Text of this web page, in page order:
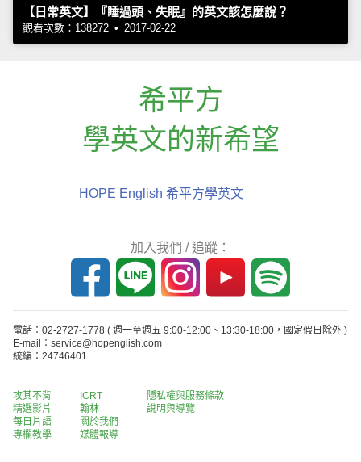
【日常英文】『睡過頭、失眠』的英文該怎麼說？
觀看次數：138272 • 2017-02-22
希平方
學英文的新希望
HOPE English 希平方學英文
加入我們 / 追蹤：
電話：02-2727-1778 ( 週一至週五 9:00-12:00、13:30-18:00，國定假日除外 )
E-mail：service@hopenglish.com
統編：24746401
攻其不背
精選影片
每日片語
專欄教學
ICRT
翰林
關於我們
媒體報導
隱私權與服務條款
說明與導覽